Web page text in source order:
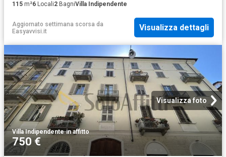
115 m²6 Locali2 BagniVilla Indipendente
Aggiornato settimana scorsa da
Easyavvisi.it
Visualizza dettagli
Visualizza foto
Villa Indipendente·in affitto
750 €